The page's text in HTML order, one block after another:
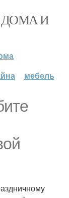
ДОМА И
мебель